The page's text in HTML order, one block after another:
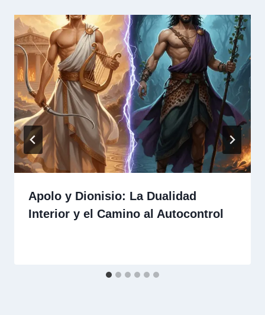
Apolo y Dionisio: La Dualidad
Interior y el Camino al Autocontrol